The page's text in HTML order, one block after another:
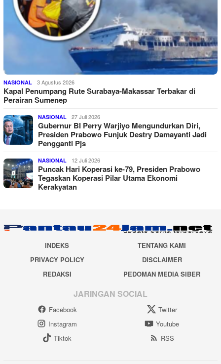
NASIONAL 3 Agustus 2026
Kapal Penumpang Rute Surabaya-Makassar Terbakar di
Perairan Sumenep
NASIONAL 27 Juli 2026
Gubernur BI Perry Warjiyo Mengundurkan Diri,
Presiden Prabowo Funjuk Destry Damayanti Jadi
Pengganti Pjs
NASIONAL 12 Juli 2026
Puncak Hari Koperasi ke-79, Presiden Prabowo
Tegaskan Koperasi Pilar Utama Ekonomi
Kerakyatan
INDEKS
TENTANG KAMI
PRIVACY POLICY
DISCLAIMER
REDAKSI
PEDOMAN MEDIA SIBER
JARINGAN SOCIAL
Facebook
Twitter
Instagram
Youtube
Tiktok
RSS